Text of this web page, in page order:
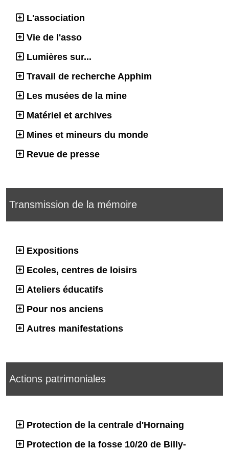
L'association
Vie de l'asso
Lumières sur...
Travail de recherche Apphim
Les musées de la mine
Matériel et archives
Mines et mineurs du monde
Revue de presse
Transmission de la mémoire
Expositions
Ecoles, centres de loisirs
Ateliers éducatifs
Pour nos anciens
Autres manifestations
Actions patrimoniales
Protection de la centrale d'Hornaing
Protection de la fosse 10/20 de Billy-